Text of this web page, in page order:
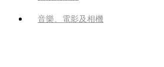
音樂、電影及相機